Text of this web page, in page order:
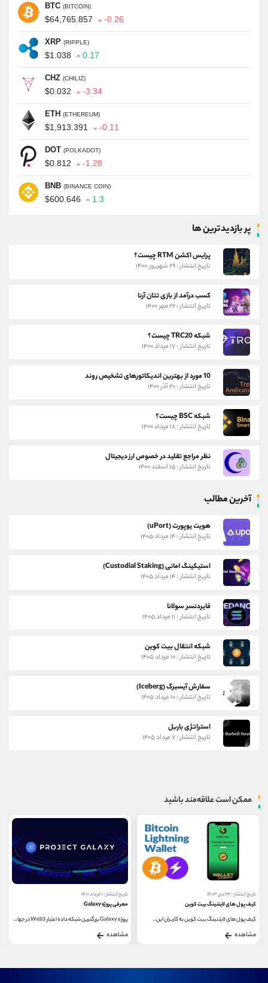
BTC (BITCOIN)
$64,765.857 -0.26
XRP (RIPPLE)
$1.038 0.17
CHZ (CHILIZ)
$0.032 -3.34
ETH (ETHEREUM)
$1,913.391 -0.11
DOT (POLKADOT)
$0.812 -1.28
BNB (BINANCE COIN)
$600.646 1.3
پر بازدیدترین ها
پرایس اکشن RTM چیست؟
تاریخ انتشار : ۲۹ شهریور ۱۴۰۰
کسب درآمد از بازی تتان آرنا
تاریخ انتشار : ۲۲ مهر ۱۴۰۰
شبکه TRC20 چیست؟
تاریخ انتشار : ۱۷ مرداد ۱۴۰۰
10 مورد از بهترین اندیکاتورهای تشخیص روند
تاریخ انتشار : ۲۰ آذر ۱۴۰۰
شبکه BSC چیست؟
تاریخ انتشار : ۱۸ مرداد ۱۴۰۰
نظر مراجع تقلید در خصوص ارز دیجیتال
تاریخ انتشار : ۱۵ اسفند ۱۴۰۰
آخرین مطالب
هویت یوپورت (uPort)
تاریخ انتشار : ۱۴ مرداد ۱۴۰۵
استیکینگ امانی (Custodial Staking)
تاریخ انتشار : ۱۴ مرداد ۱۴۰۵
فایردنسر سولانا
تاریخ انتشار : ۱۱ مرداد ۱۴۰۵
شبکه انتقال بیت کوین
تاریخ انتشار : ۱۰ مرداد ۱۴۰۵
سفارش آیسبرگ (Iceberg)
تاریخ انتشار : ۱۰ مرداد ۱۴۰۵
استراتژی باربل
تاریخ انتشار : ۷ مرداد ۱۴۰۵
ممکن است علاقه‌مند باشید
تاریخ انتشار : ۲۳ دی ۱۴۰۳
کیف پول های لایتنینگ بیت کوین
کیف پول های لایتنینگ بیت کوین به کاربران این...
مشاهده
تاریخ انتشار : ۱ خرداد ۱۴۰۱
معرفی پروژه Galaxy
پروژه Galaxy بزرگترین شبکه داده اعتبار Web3 در جهان...
مشاهده